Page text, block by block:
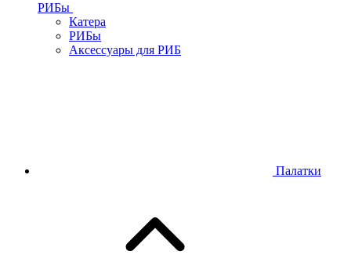
РИБы
Катера
РИБы
Аксессуары для РИБ
Палатки